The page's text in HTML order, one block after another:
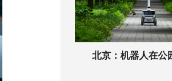
北京：机器人在公